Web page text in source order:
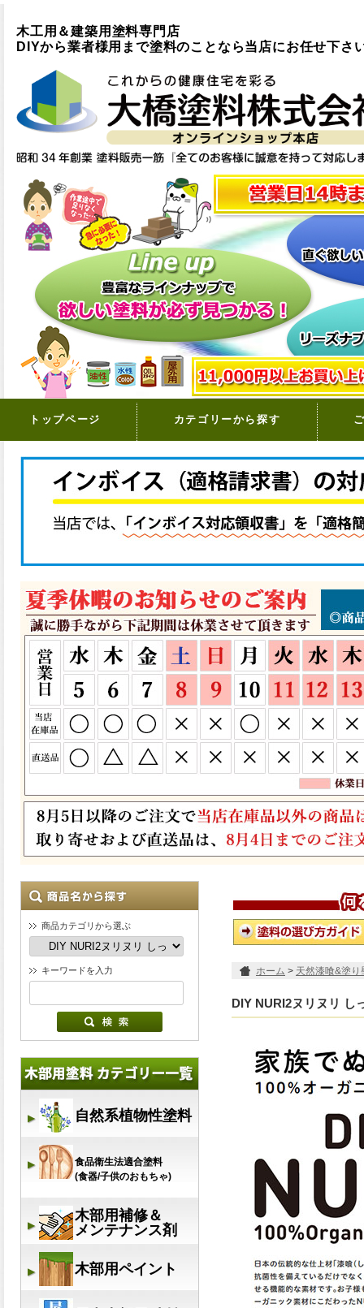
木工用＆建築用塗料専門店
DIYから業者様用まで塗料のことなら当店にお任せ下さ
トップページ カテゴリーから探す
商品カテゴリから選ぶ
キーワードを入力 ホーム > 天然漆喰&塗り
DIY NURI2ヌリヌリ し